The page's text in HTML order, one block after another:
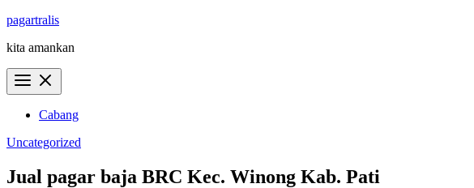
Skip
content
pagartralis
kita amankan
Cabang
Uncategorized
Jual pagar baja BRC Kec. Winong Kab. Pati